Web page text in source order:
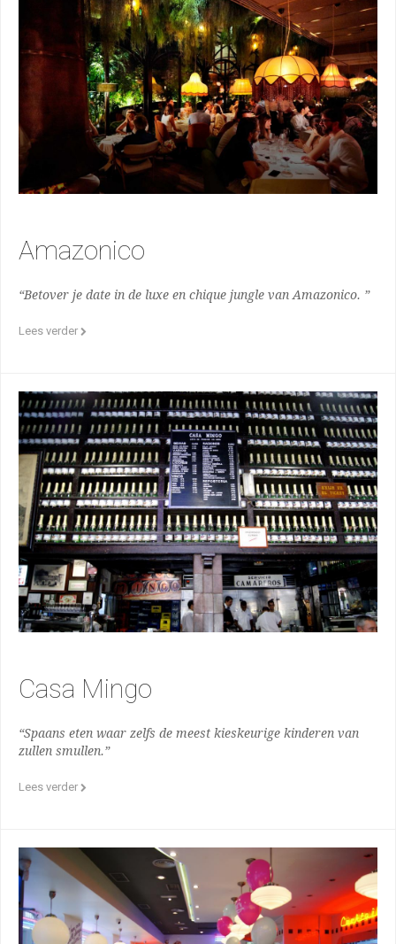
Amazonico
“Betover je date in de luxe en chique jungle van Amazonico. ”
Lees verder
Casa Mingo
“Spaans eten waar zelfs de meest kieskeurige kinderen van
zullen smullen.”
Lees verder